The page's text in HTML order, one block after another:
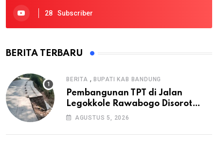
28 Subscriber
BERITA TERBARU
BERITA , BUPATI KAB BANDUNG
Pembangunan TPT di Jalan
Legokkole Rawabogo Disorot
Warga, Selesai Tanpa Papan
AGUSTUS 5, 2026